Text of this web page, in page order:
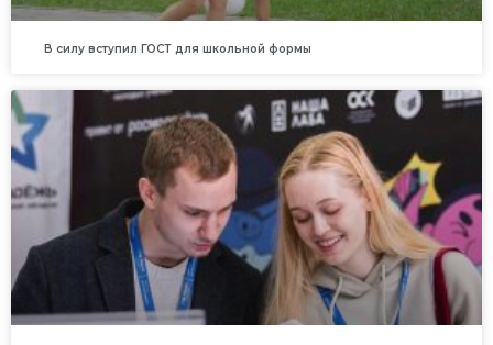
В силу вступил ГОСТ для школьной формы